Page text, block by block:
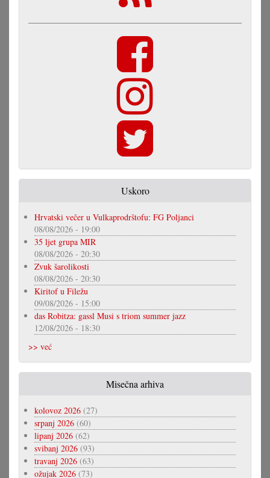
Uskoro
Hrvatski večer u Vulkaprodrštofu: FG Poljanci
08/08/2026 - 19:00
35 ljet grupa MIR
08/08/2026 - 20:30
Zvuk šarolikosti
08/08/2026 - 20:30
Kiritof u Filežu
09/08/2026 - 15:00
das Robitza: gassl Musi s triom summer jazz
12/08/2026 - 18:30
>> već
Misečna arhiva
kolovoz 2026 (27)
srpanj 2026 (60)
lipanj 2026 (62)
svibanj 2026 (93)
travanj 2026 (63)
ožujak 2026 (73)